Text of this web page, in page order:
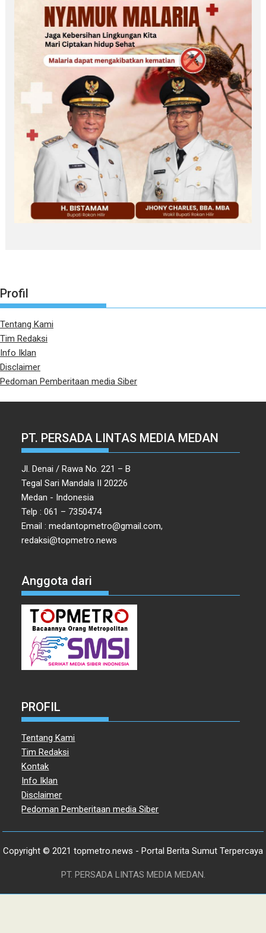
Profil
Tentang Kami
Tim Redaksi
Info Iklan
Disclaimer
Pedoman Pemberitaan media Siber
PT. PERSADA LINTAS MEDIA MEDAN
Jl. Denai / Rawa No. 221 – B
Tegal Sari Mandala II 20226
Medan - Indonesia
Telp : 061 – 7350474
Email : medantopmetro@gmail.com,
redaksi@topmetro.news
Anggota dari
PROFIL
Tentang Kami
Tim Redaksi
Kontak
Info Iklan
Disclaimer
Pedoman Pemberitaan media Siber
Copyright © 2021 topmetro.news - Portal Berita Sumut Terpercaya
PT. PERSADA LINTAS MEDIA MEDAN.